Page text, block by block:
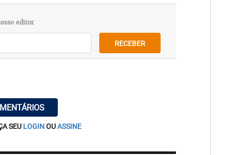
editor
RECEBER
SEU LOGINOUASSINE